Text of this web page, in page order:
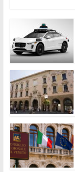
e
b
o
o
k
itt
er